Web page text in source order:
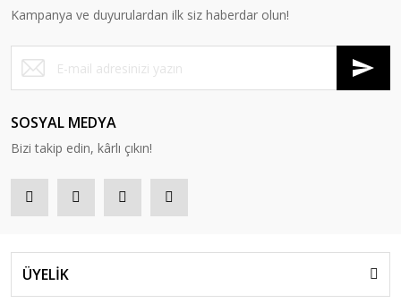
Kampanya ve duyurulardan ilk siz haberdar olun!
SOSYAL MEDYA
Bizi takip edin, kârlı çıkın!
ÜYELİK